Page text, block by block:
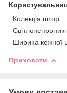
Колекція штор
Ширина кожної
Приховати